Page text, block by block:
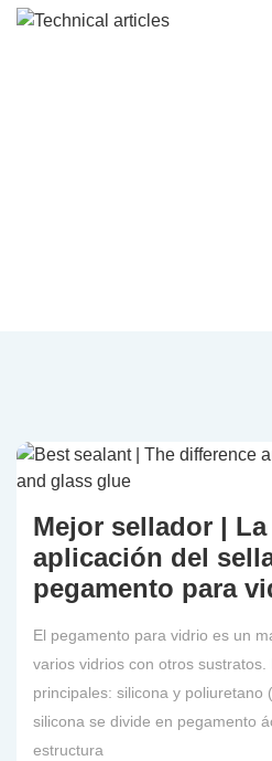
Mejor sellador |
aplicación del
pegamento para
El pegamento para vidrio es un
varios vidrios con otros
principales: silicona y poliuretano
silicona se divide en pegamento
estructura